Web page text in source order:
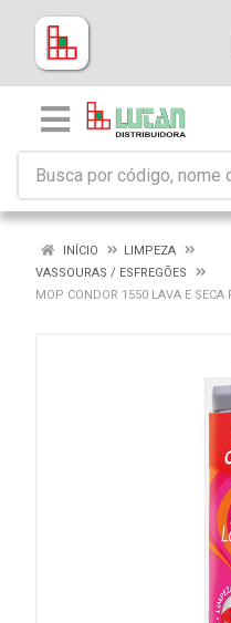
INÍCIO
LIMPEZA
VASSOURAS / ESFREGÕES
MOP CONDOR 1550 LAVA E SECA